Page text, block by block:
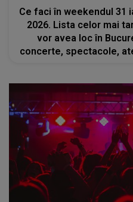
Ce faci în weekendul 31
2026. Lista celor mai
vor avea loc în
concerte, spectacole,